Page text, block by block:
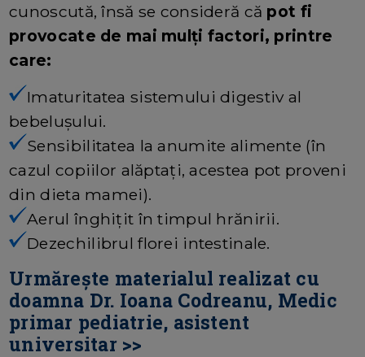
cunoscută, însă se consideră că pot fi
provocate de mai mulți factori, printre
care:
Imaturitatea sistemului digestiv al
bebelușului.
Sensibilitatea la anumite alimente (în
cazul copiilor alăptați, acestea pot proveni
din dieta mamei).
Aerul înghițit în timpul hrănirii.
Dezechilibrul florei intestinale.
Urmărește materialul realizat cu
doamna Dr. Ioana Codreanu, Medic
primar pediatrie, asistent
universitar >>